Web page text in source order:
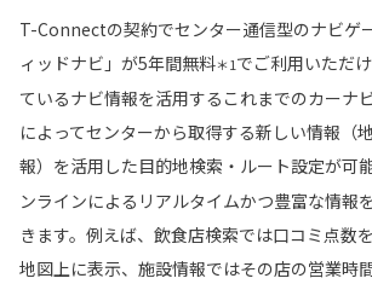
T-Connectの契約でセンター通信型のナビゲ
ィッドナビ」が5年間無料＊1でご利用いただ
ているナビ情報を活用するこれまでのカーナ
によってセンターから取得する新しい情報（
報）を活用した目的地検索・ルート設定が可
ンラインによるリアルタイムかつ豊富な情報
きます。例えば、飲食店検索では口コミ点数
地図上に表示、施設情報ではその店の営業時